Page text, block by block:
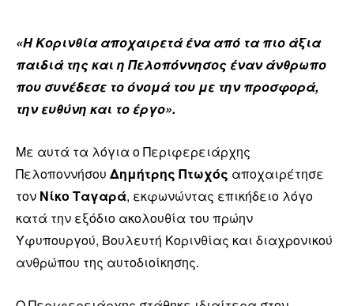
«Η Κορινθία αποχαιρετά ένα από τα πιο άξια
παιδιά της και η Πελοπόννησος έναν άνθρωπο
που συνέδεσε το όνομά του με την προσφορά,
την ευθύνη και το έργο».
Με αυτά τα λόγια ο Περιφερειάρχης
Πελοποννήσου Δημήτρης Πτωχός αποχαιρέτησε
τον Νίκο Ταγαρά, εκφωνώντας επικήδειο λόγο
κατά την εξόδιο ακολουθία του πρώην
Υφυπουργού, Βουλευτή Κορινθίας και διαχρονικού
ανθρώπου της αυτοδιοίκησης.